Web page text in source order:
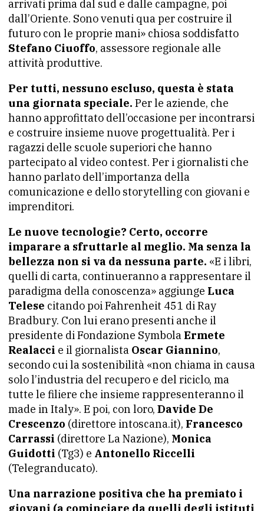
arrivati prima dal sud e dalle campagne, poi
dall’Oriente. Sono venuti qua per costruire il
futuro con le proprie mani» chiosa soddisfatto
Stefano Ciuoffo, assessore regionale alle
attività produttive.
Per tutti, nessuno escluso, questa è stata
una giornata speciale. Per le aziende, che
hanno approfittato dell’occasione per incontrarsi
e costruire insieme nuove progettualità. Per i
ragazzi delle scuole superiori che hanno
partecipato al video contest. Per i giornalisti che
hanno parlato dell’importanza della
comunicazione e dello storytelling con giovani e
imprenditori.
Le nuove tecnologie? Certo, occorre
imparare a sfruttarle al meglio. Ma senza la
bellezza non si va da nessuna parte. «E i libri,
quelli di carta, continueranno a rappresentare il
paradigma della conoscenza» aggiunge Luca
Telese citando poi Fahrenheit 451 di Ray
Bradbury. Con lui erano presenti anche il
presidente di Fondazione SymbolaErmete
Realacci e il giornalista Oscar Giannino,
secondo cui la sostenibilità «non chiama in causa
solo l’industria del recupero e del riciclo, ma
tutte le filiere che insieme rappresenteranno il
made in Italy». E poi, con loro, Davide De
Crescenzo (direttore intoscana.it), Francesco
Carrassi (direttore La Nazione), Monica
Guidotti (Tg3) e Antonello Riccelli
(Telegranducato).
Una narrazione positiva che ha premiato i